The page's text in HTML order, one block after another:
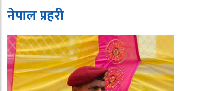
नेपाल प्रहरी